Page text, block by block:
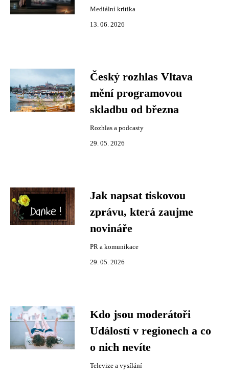
Mediální kritika
13. 06. 2026
Český rozhlas Vltava
mění programovou
skladbu od března
Rozhlas a podcasty
29. 05. 2026
Jak napsat tiskovou
zprávu, která zaujme
novináře
PR a komunikace
29. 05. 2026
Kdo jsou moderátoři
Událostí v regionech a co
o nich nevíte
Televize a vysílání